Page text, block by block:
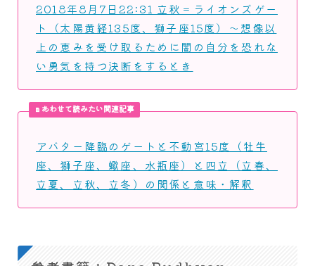
2018年8月7日22:31 立秋＝ライオンズゲー
ト（太陽黄経135度、獅子座15度）～想像以
上の恵みを受け取るために闇の自分を恐れな
い勇気を持つ決断をするとき
あわせて読みたい関連記事
アバター降臨のゲートと不動宮15度（牡牛
座、獅子座、蠍座、水瓶座）と四立（立春、
立夏、立秋、立冬）の関係と意味・解釈